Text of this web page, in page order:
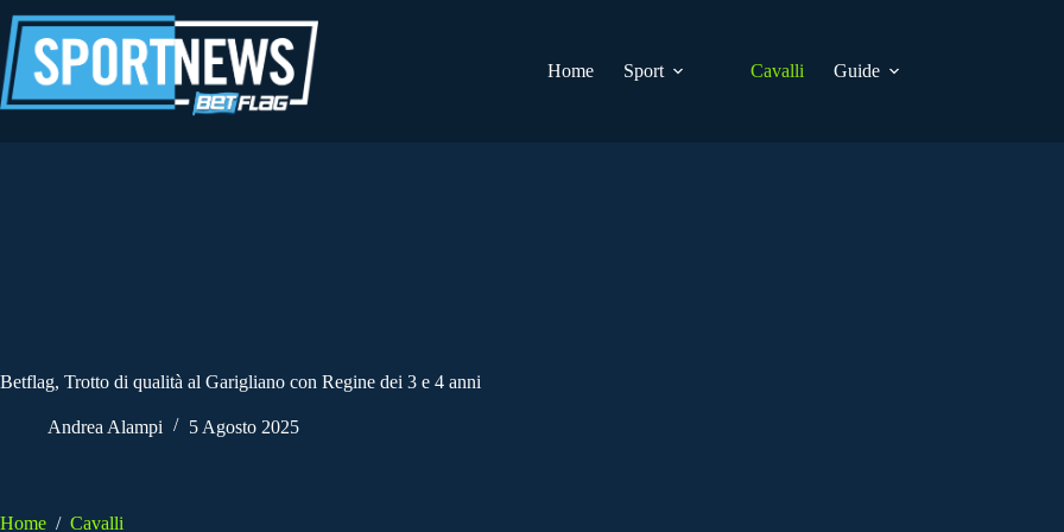
al
contenuto
Home
Sport Cavalli Guide
Betflag, Trotto di qualità al Garigliano con Regine dei 3 e 4 anni
Andrea Alampi 5 Agosto 2025
Home / Cavalli